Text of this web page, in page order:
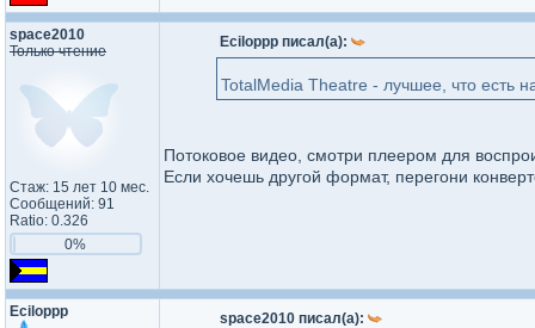
space2010
Только чтение
Стаж: 15 лет 10 мес.
Сообщений: 91
Ratio: 0.326
0%
Eciloppp писал(а):
TotalMedia Theatre - лучшее, что есть
Потоковое видео, смотри плеером для
Если хочешь другой формат, перегони
Eciloppp space2010 писал(а):